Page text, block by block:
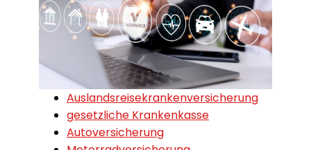
Auslandsreisekrankenversicherung
gesetzliche Krankenkasse
Autoversicherung